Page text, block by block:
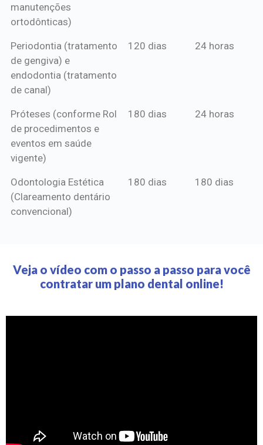
manutenções
ortodônticas)
Periodontia (tratamento
de gengiva) e
endodontia (tratamento
de canal)
120 dias 24 horas
Próteses (conforme Rol
de procedimentos e
eventos em saúde
vigente)
180 dias 24 horas
Odontologia Estética
(Clareamento dentário
convencional)
180 dias 180 dias
Veja o vídeo com o passo a passo para você
contratar um plano dental online!